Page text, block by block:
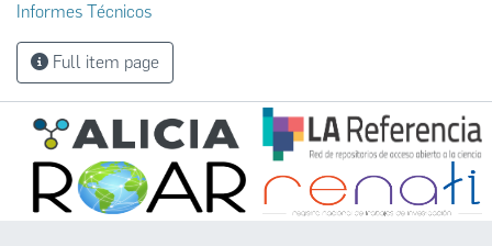
Informes Técnicos
Full item page